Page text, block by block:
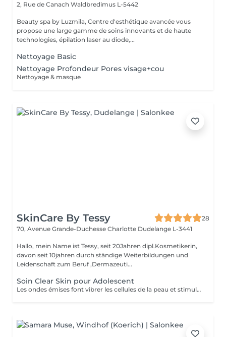
2, Rue de Canach Waldbredimus L-5442
Beauty spa by Luzmila, Centre d'esthétique avancée vous
propose une large gamme de soins innovants et de haute
technologies, épilation laser au diode,...
Nettoyage Basic
Nettoyage Profondeur Pores visage+cou
Nettoyage & masque
SkinCare By Tessy
28
70, Avenue Grande-Duchesse Charlotte Dudelange L-3441
Hallo, mein Name ist Tessy, seit 20Jahren dipl.Kosmetikerin,
davon seit 10jahren durch ständige Weiterbildungen und
Leidenschaft zum Beruf ,Dermazeuti...
Soin Clear Skin pour Adolescent
Les ondes émises font vibrer les cellules de la peau et stimulent ainsi les processus de rajeunissement, de régénération et de réparation de la peau. - Traitement adapté à chaque besoin de la peau - Ultrasons continus et pulsés - Traitement combiné par lumière LED - Micro-massage de la peau - Décongestionnant - Amélioration de l'absorption des principes actifs - Amélioration ciblée de l'aspect de la peau. - Réduction des rides et ridules - Renforcement des tissus - Réduction des signes du vieillissement chronologique de la peau